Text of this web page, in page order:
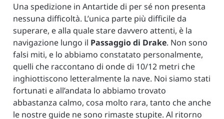
Una spedizione in Antartide di per sé non presenta
nessuna difficoltà. L’unica parte più difficile da
superare, e alla quale stare davvero attenti, è la
navigazione lungo il Passaggio di Drake. Non sono
falsi miti, e lo abbiamo constatato personalmente,
quelli che raccontano di onde di 10/12 metri che
inghiottiscono letteralmente la nave. Noi siamo stati
fortunati e all’andata lo abbiamo trovato
abbastanza calmo, cosa molto rara, tanto che anche
le nostre guide ne sono rimaste stupite. Al ritorno